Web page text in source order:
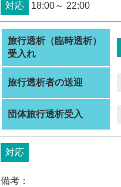
対応 18:00～ 22:00
旅行透析（臨時透析）
受入れ
旅行透析者の送迎
団体旅行透析受入
対応
備考：